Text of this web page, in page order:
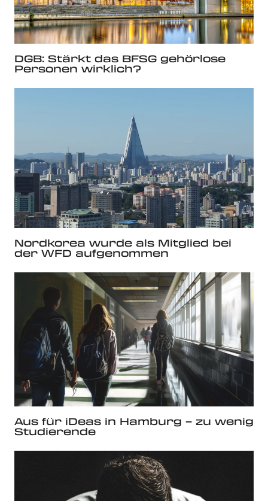
DGB: Stärkt das BFSG gehörlose
Personen wirklich?
Nordkorea wurde als Mitglied bei
der WFD aufgenommen
Aus für iDeas in Hamburg – zu wenig
Studierende